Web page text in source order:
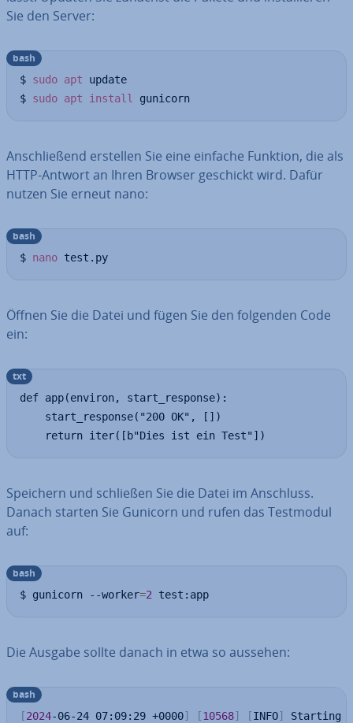
Sie den Server:
$ sudo apt update
$ sudo apt install gunicorn
bash
An­schlie­ßend erstellen Sie eine einfache Funktion, die als
HTTP-Antwort an Ihren Browser geschickt wird. Dafür
nutzen Sie erneut nano:
$ nano test.py
bash
Öffnen Sie die Datei und fügen Sie den folgenden Code
ein:
def app(environ, start_response):
	return iter([b"Dies ist ein Test"])
txt
Speichern und schließen Sie die Datei im Anschluss.
Danach starten Sie Gunicorn und rufen das Testmodul
auf:
$ gunicorn --worker=2 test:app
bash
Die Ausgabe sollte danach in etwa so aussehen:
[2024-06-24 07:09:29 +0000] [10568] [INFO]
Starting
bash